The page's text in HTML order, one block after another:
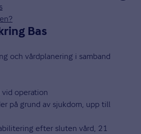
Bas
och vårdplanering i samband
vid operation
på grund av sjukdom, upp till
efter sluten vård, 21